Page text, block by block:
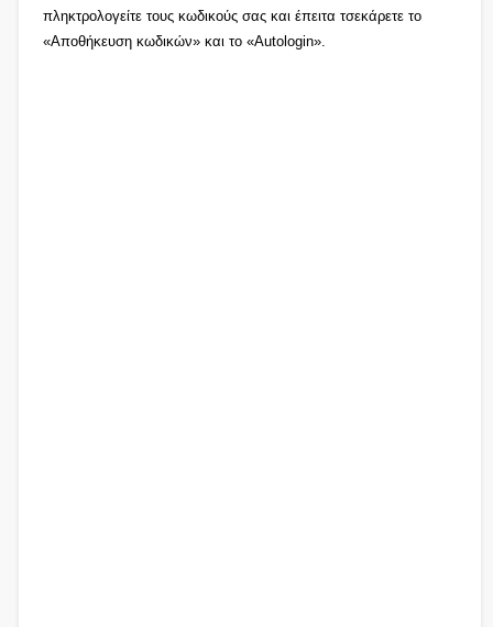
πληκτρολογείτε τους κωδικούς σας και έπειτα τσεκάρετε το
«Αποθήκευση κωδικών» και το «Autologin».